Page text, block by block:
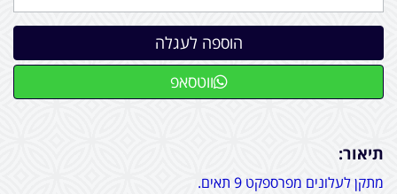
ווטסאפ
תיאור:
מתקן לעלונים מפרספקט 9 תאים.